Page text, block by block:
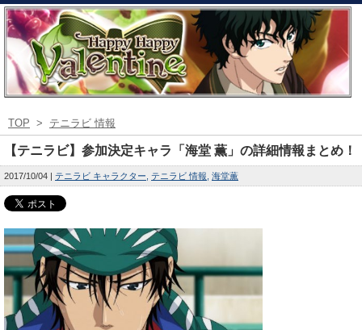
TOP > テニラビ 情報
【テニラビ】参加決定キャラ「海堂 薫」の詳細情報まとめ！
2017/10/04 テニラビ キャラクター テニラビ 情報 海堂薫